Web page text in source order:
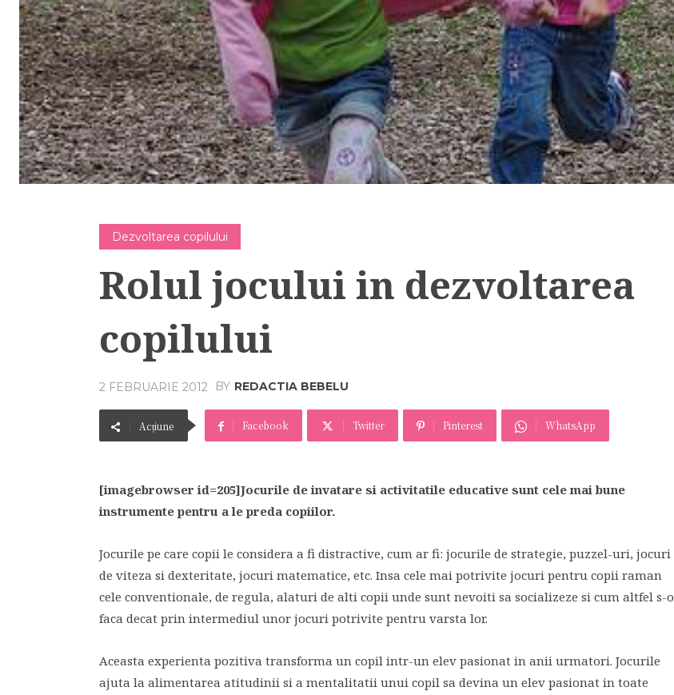
Dezvoltarea copilului
Rolul jocului in dezvoltarea
copilului
2 FEBRUARIE 2012 BY REDACTIA BEBELU
Acțiune Facebook Twitter Pinterest WhatsApp
[imagebrowser id=205]Jocurile de invatare si activitatile educative sunt cele mai bune
instrumente pentru a le preda copiilor.
Jocurile pe care copii le considera a fi distractive, cum ar fi: jocurile de strategie, puzzel-uri, jocuri
de viteza si dexteritate, jocuri matematice, etc. Insa cele mai potrivite jocuri pentru copii raman
cele conventionale, de regula, alaturi de alti copii unde sunt nevoiti sa socializeze si cum altfel s-o
faca decat prin intermediul unor jocuri potrivite pentru varsta lor.
Aceasta experienta pozitiva transforma un copil intr-un elev pasionat in anii urmatori. Jocurile
ajuta la alimentarea atitudinii si a mentalitatii unui copil sa devina un elev pasionat in toate